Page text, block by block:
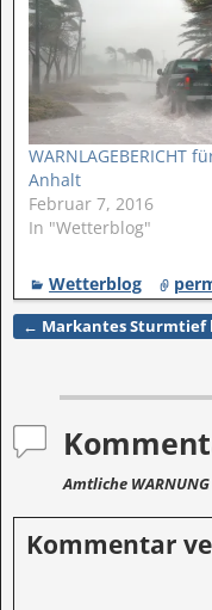
WARNLAGEBERICHT
Anhalt
Februar 7, 2016
In "Wetterblog"
Wetterblog
Artikelnavigation
← Markantes
Amtliche WARNUNG
Kommentar